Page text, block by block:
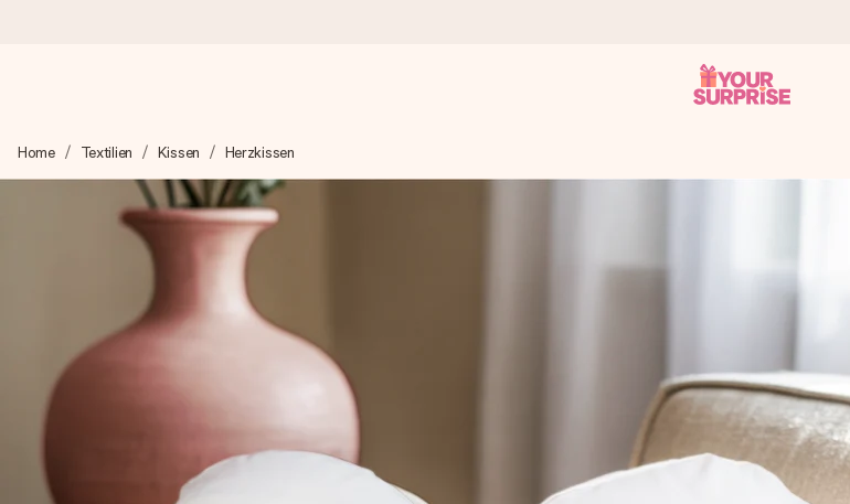
Wir bereiten dein Geschenk sorgfältig vor und schicken es blitzschnell – damit du es genau zum richtigen
zählt.
Unsere Geschenke begeistern. Kunden bewerten uns mit 4,8 bei Google Reviews (Gesamtergebnis aller
+49 39292 929695
Montag - Freitag : 8:30 - 17:00 Uhr
Samstag - Sonntag : 8:30 - 13:00 Uhr
Home Textilien Kissen Herzkissen